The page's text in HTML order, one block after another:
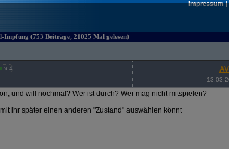
Impressum|
Impfung (753 Beiträge, 21025 Mal gelesen)
x 4
und will nochmal? Wer ist durch? Wer mag nicht mitspielen?
ihr später einen anderen "Zustand" auswählen könnt